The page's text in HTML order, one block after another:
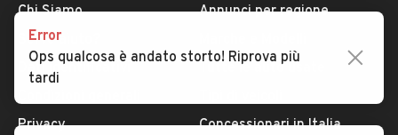
Chi Siamo
Serve aiuto?
Dati identificativi
Privacy
Annunci per regione
Tutte le auto usate
Concessionari in Italia
Error
Ops qualcosa è andato storto! Riprova più
tardi